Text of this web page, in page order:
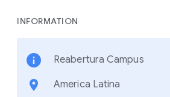
INFORMATION
Reabertura Campus
America Latina